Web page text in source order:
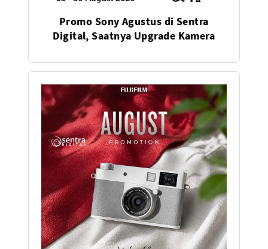
Promo Sony Agustus di Sentra
Digital, Saatnya Upgrade Kamera